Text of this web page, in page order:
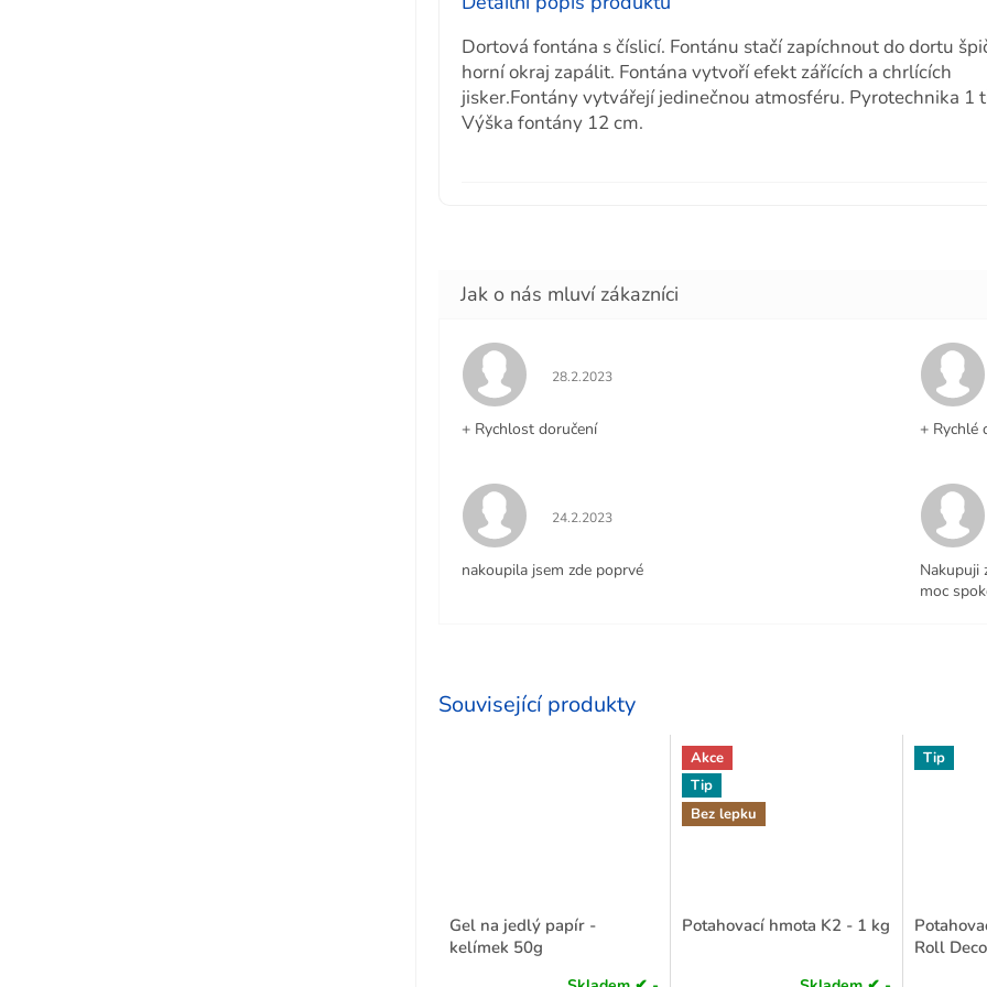
Související produkty
Gel na jedlý papír -
kelímek 50g
Akce
Tip
Bez lepku
Potahovací hmota K2 - 1 kg
Tip
Roll
Dortová fontána s číslicí. Fontánu stačí zapíchnout do dortu
horní okraj zapálit. Fontána vytvoří efekt zářících a chrlících
jisker.Fontány vytvářejí jedinečnou atmosféru. Pyrotechnika 1
Výška fontány 12 cm.
Hodnocení obchodu je 5 z 5 hvězdiček.
28.2.2023
+ Rychlost doručení + Rychlé
Hodnocení obchodu je 5 z 5 hvězdiček.
24.2.2023
nakoupila jsem zde poprvé
Nakupuji
moc